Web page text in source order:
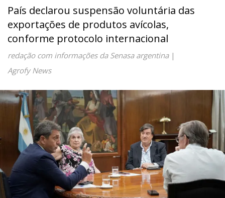
País declarou suspensão voluntária das
exportações de produtos avícolas,
conforme protocolo internacional
redação com informações da Senasa argentina|
Agrofy News